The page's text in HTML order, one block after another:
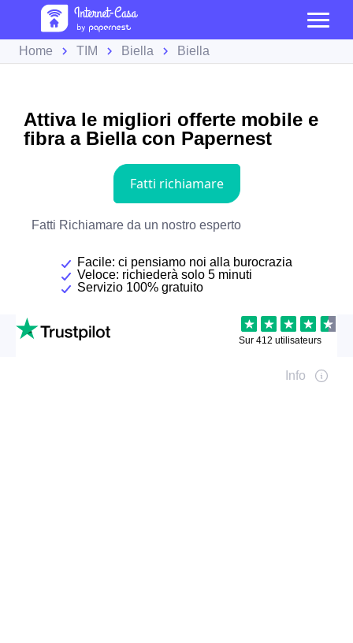
Home TIM Biella Biella